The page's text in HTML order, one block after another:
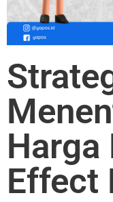
Harga
Effect